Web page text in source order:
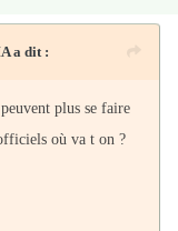
a dit :
plus se faire
où va t on ?